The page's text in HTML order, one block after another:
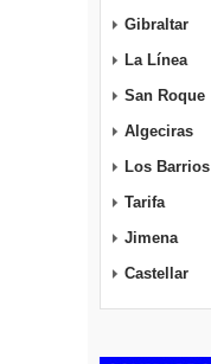
Gibraltar
La Línea
San Roque
Algeciras
Los Barrios
Tarifa
Jimena
Castellar